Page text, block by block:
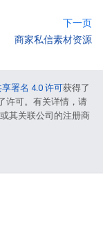
下一页
商家私信素材资源
署名 4.0 许可获得了
许可。有关详情，请
其关联公司的注册商